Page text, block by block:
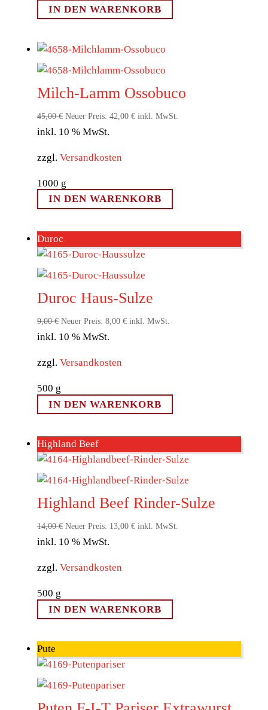
IN DEN WARENKORB
Milch-Lamm Ossobuco
45,00€ Ursprünglicher
Preis
45,00 €
Neuer Preis: 42,00 €Aktueller
inkl. MwSt.
inkl. 10 % MwSt.
zzgl. Versandkosten
1000 g
IN DEN WARENKORB
Duroc
Duroc Haus-Sulze
9,00€ Ursprünglicher
Preis
9,00 €
Neuer Preis: 8,00 €Aktueller
inkl. MwSt.
inkl. 10 % MwSt.
zzgl. Versandkosten
500 g
IN DEN WARENKORB
Highland Beef
Highland Beef Rinder-Sulze
14,00€ Ursprünglicher
Preis
14,00 €
Neuer Preis: 13,00 €Aktueller
inkl. MwSt.
inkl. 10 % MwSt.
zzgl. Versandkosten
500 g
IN DEN WARENKORB
Pute